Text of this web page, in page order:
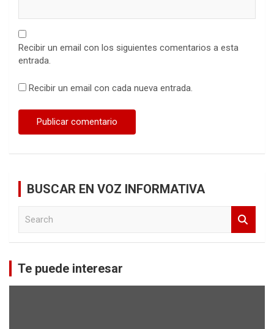
Recibir un email con los siguientes comentarios a esta
entrada.
Recibir un email con cada nueva entrada.
BUSCAR EN VOZ INFORMATIVA
c
h
Te puede interesar